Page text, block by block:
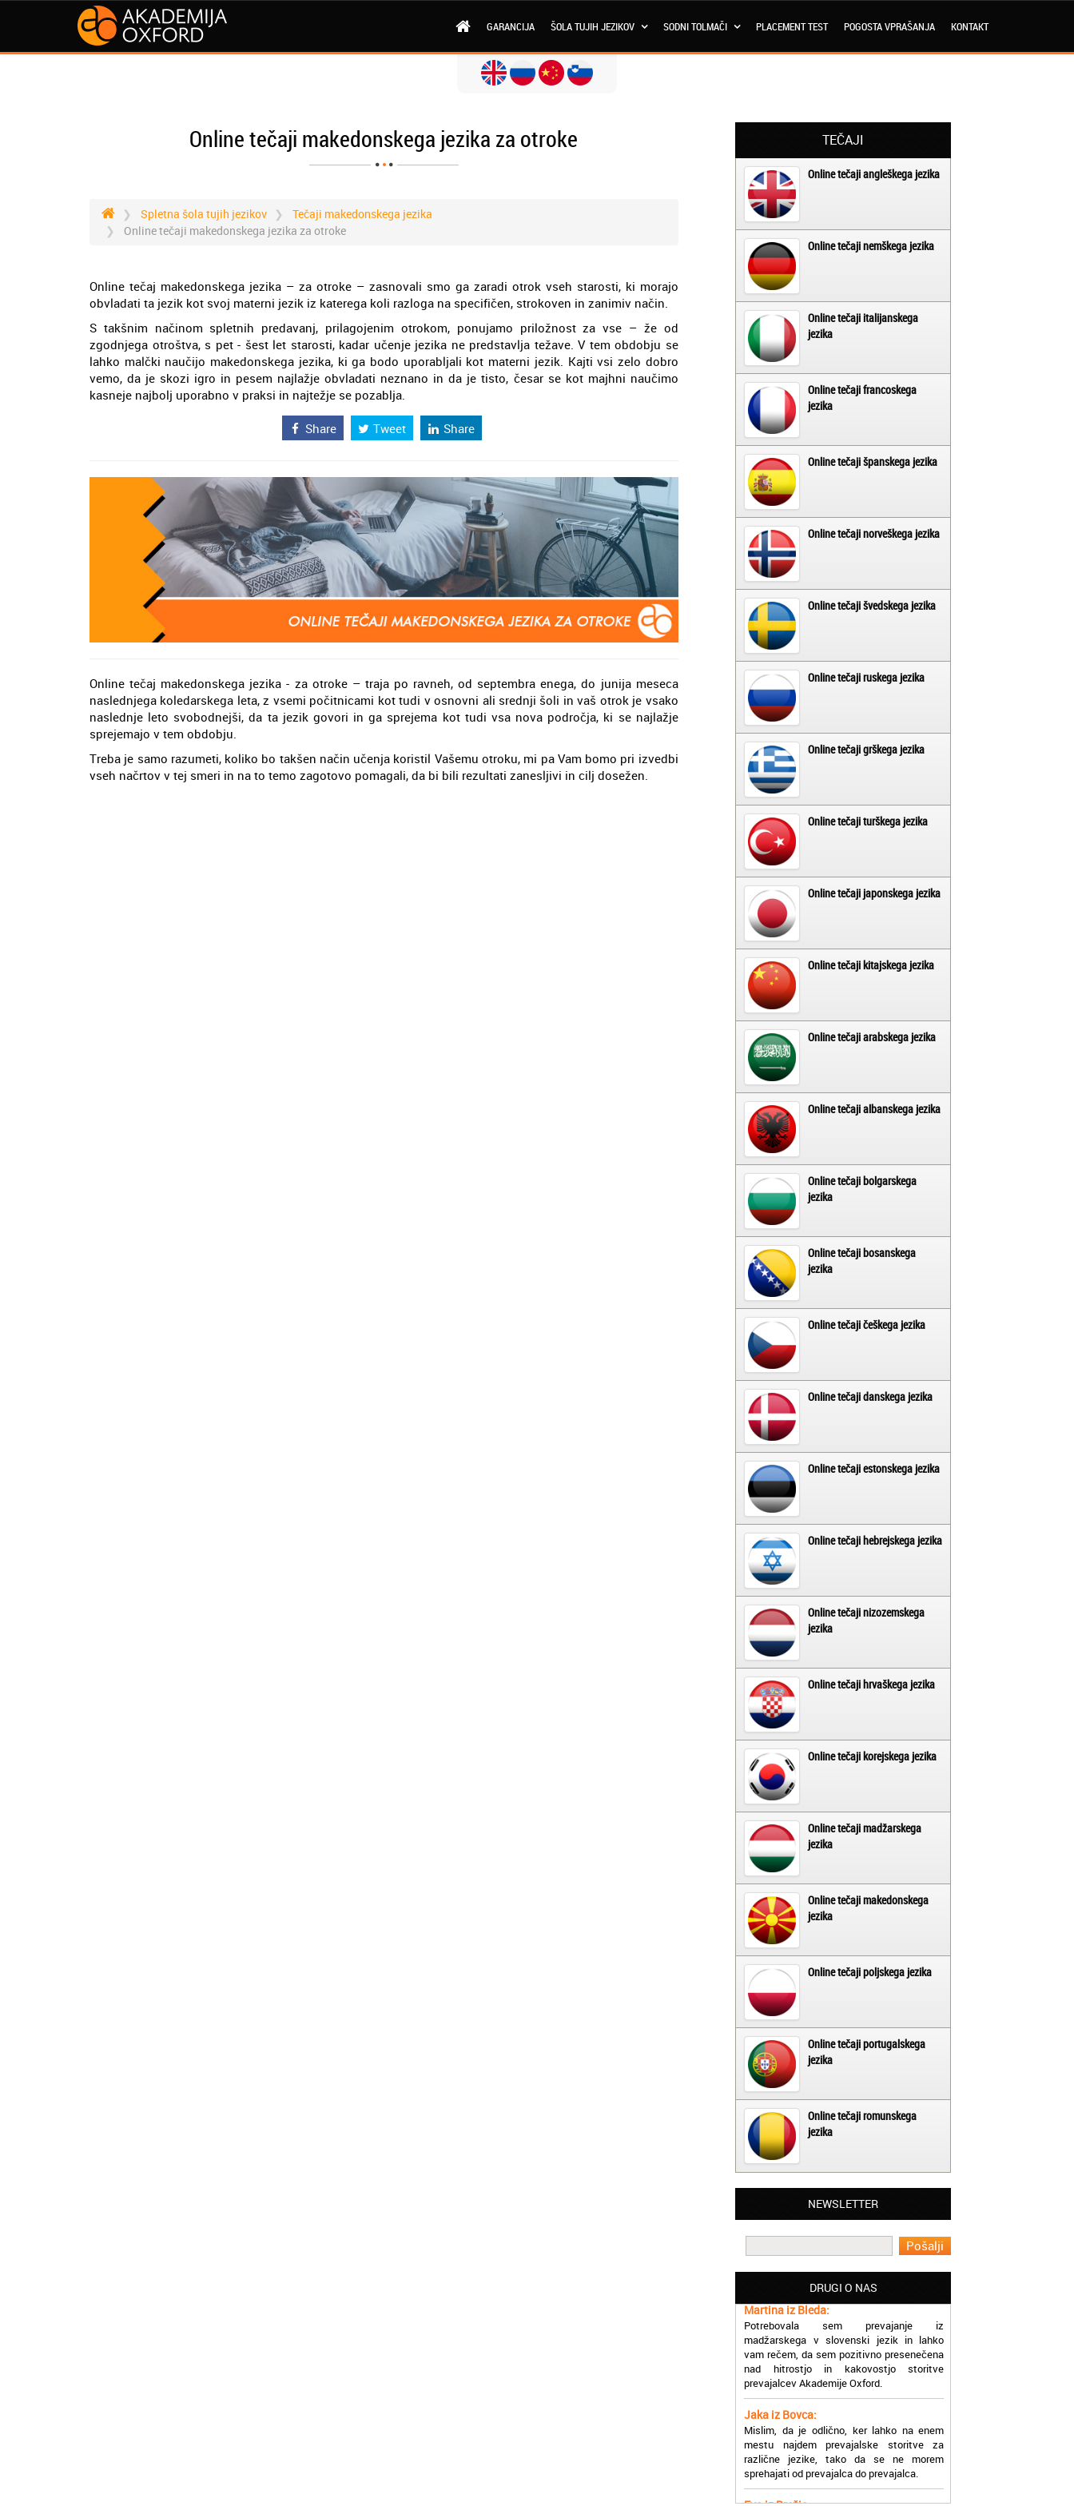
GARANCIJA ŠOLA TUJIH JEZIKOV SODNI TOLMAČI PLACEMENT TEST POGOSTA VPRAŠANJA KONTAKT
Online tečaji makedonskega jezika za otroke
Spletna šola tujih jezikov
Tečaji makedonskega jezika
Online tečaji makedonskega jezika za otroke
Online tečaj makedonskega jezika – za otroke – zasnovali smo ga zaradi otrok vseh starosti, ki morajo
obvladati ta jezik kot svoj materni jezik iz katerega koli razloga na specifičen, strokoven in zanimiv način.
S takšnim načinom spletnih predavanj, prilagojenim otrokom, ponujamo priložnost za vse – že od
zgodnjega otroštva, s pet - šest let starosti, kadar učenje jezika ne predstavlja težave. V tem obdobju se
lahko malčki naučijo makedonskega jezika, ki ga bodo uporabljali kot materni jezik. Kajti vsi zelo dobro
vemo, da je skozi igro in pesem najlažje obvladati neznano in da je tisto, česar se kot majhni naučimo
kasneje najbolj uporabno v praksi in najtežje se pozablja.
Share Tweet Share
Online tečaj makedonskega jezika - za otroke – traja po ravneh, od septembra enega, do junija meseca
naslednjega koledarskega leta, z vsemi počitnicami kot tudi v osnovni ali srednji šoli in vaš otrok je vsako
naslednje leto svobodnejši, da ta jezik govori in ga sprejema kot tudi vsa nova področja, ki se najlažje
sprejemajo v tem obdobju.
Treba je samo razumeti, koliko bo takšen način učenja koristil Vašemu otroku, mi pa Vam bomo pri izvedbi
vseh načrtov v tej smeri in na to temo zagotovo pomagali, da bi bili rezultati zanesljivi in cilj dosežen.
TEČAJI
Online tečaji angleškega jezika
Online tečaji nemškega jezika
Online tečaji italijanskega
jezika
Online tečaji francoskega
jezika
Online tečaji španskega jezika
Online tečaji norveškega jezika
Online tečaji švedskega jezika
Online tečaji ruskega jezika
Online tečaji grškega jezika
Online tečaji turškega jezika
Online tečaji japonskega jezika
Online tečaji kitajskega jezika
Online tečaji arabskega jezika
Online tečaji albanskega jezika
Online tečaji bolgarskega
jezika
Online tečaji bosanskega
jezika
Online tečaji češkega jezika
Online tečaji danskega jezika
Online tečaji estonskega jezika
Online tečaji hebrejskega jezika
Online tečaji nizozemskega
jezika
Online tečaji hrvaškega jezika
Online tečaji korejskega jezika
Online tečaji madžarskega
jezika
Online tečaji makedonskega
jezika
Online tečaji poljskega jezika
Online tečaji portugalskega
jezika
Online tečaji romunskega
jezika
NEWSLETTER
DRUGI O NAS
Matjaž iz Ajdovščine:
prevajalske storitve opravljajo hitro in
učinkoviti.
Martina iz Bleda:
Potrebovala sem prevajanje iz
madžarskega v slovenski jezik in lahko
vam rečem, da sem pozitivno presenečena
nad hitrostjo in kakovostjo storitve
prevajalcev Akademije Oxford.
Jaka iz Bovca:
Mislim, da je odlično, ker lahko na enem
mestu najdem prevajalske storitve za
različne jezike, tako da se ne morem
sprehajati od prevajalca do prevajalca.
Eva iz Brežic:
Nujno sem potrebovala prevod v francoski